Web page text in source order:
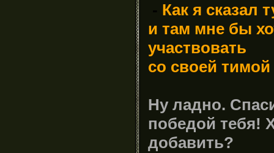
Как я сказал
и там мне бы
участвовать
со своей тимой
Ну ладно.
победой тебя!
добавить?